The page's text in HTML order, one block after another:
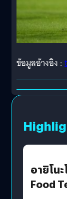
ข้อมูลอ้างอิง :
อายิโน
Food